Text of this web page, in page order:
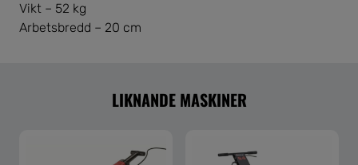
Vikt – 52 kg
Arbetsbredd – 20 cm
LIKNANDE MASKINER